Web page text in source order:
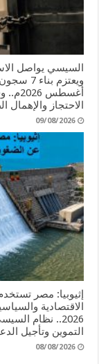
السيسي يواصل
الاحتجاز والإهمال
09/08/2026
إثيوبيا: مصر
2026.. نظام
التموين وتأجيل
08/08/2026